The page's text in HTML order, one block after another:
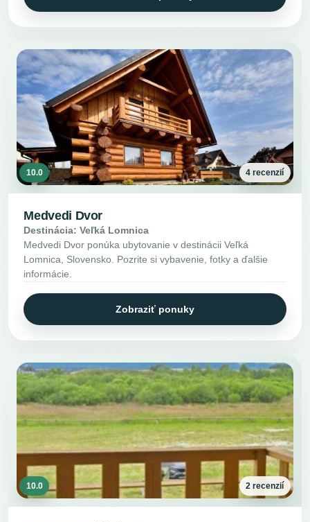
10.0 4 recenzií
Medvedi Dvor
Destinácia: Veľká Lomnica
Medvedi Dvor ponúka ubytovanie v destinácii Veľká
Lomnica, Slovensko. Pozrite si vybavenie, fotky a ďalšie
informácie.
Zobraziť ponuky
10.0 2 recenzií